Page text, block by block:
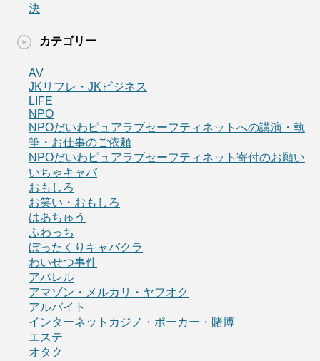
決
カテゴリー
AV
JKリフレ・JKビジネス
LIFE
NPO
NPOだいわピュアラブセーフティネットへの講演・執
筆・お仕事のご依頼
NPOだいわピュアラブセーフティネット寄付のお願い
いちゃキャバ
おもしろ
お笑い・おもしろ
はあちゅう
ふわっち
ぼったくりキャバクラ
わいせつ事件
アパレル
アマゾン・メルカリ・ヤフオク
アルバイト
インターネットカジノ・ポーカー・賭博
エステ
オタク